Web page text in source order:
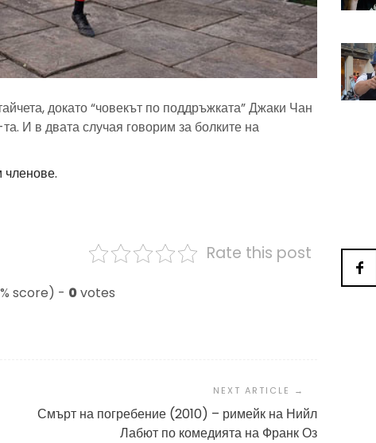
докато “човекът по поддръжката” Джаки Чан
И в двата случая говорим за болките на
Rate this post
% score) - 0votes
Смърт на погребение (2010) – римейк на Нийл
Лабют по комедията на Франк Оз